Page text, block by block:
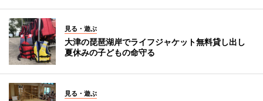
見る・遊ぶ
大津の琵琶湖岸でライフジャケット無料貸し出し
夏休みの子どもの命守る
見る・遊ぶ